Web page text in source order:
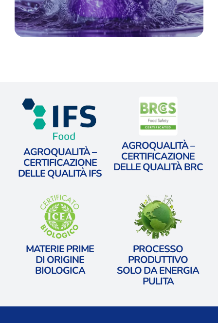
AGROQUALITÀ –
CERTIFICAZIONE
DELLE QUALITÀ IFS
AGROQUALITÀ –
CERTIFICAZIONE
DELLE QUALITÀ BRC
MATERIE PRIME
​DI ORIGINE
BIOLOGICA
PROCESSO
PRODUTTIVO
​SOLO DA ENERGIA
PULITA